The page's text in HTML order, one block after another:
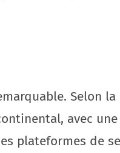
Selon
avec
plateformes de